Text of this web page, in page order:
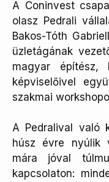
A Coninvest
olasz Pedrali
Bakos-Tóth
üzletágának
magyar építész,
képviselőivel
szakmai
A Pedralival való
húsz évre nyúlik
mára jóval
kapcsolaton: